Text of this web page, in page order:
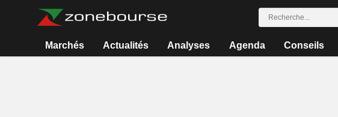
Marchés Actualités Analyses Agenda Conseils